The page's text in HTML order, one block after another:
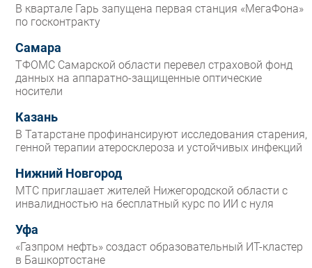
В квартале Гарь запущена первая станция «МегаФона»
по госконтракту
Самара
ТФОМС Самарской области перевел страховой фонд
данных на аппаратно-защищенные оптические
носители
Казань
В Татарстане профинансируют исследования старения,
генной терапии атеросклероза и устойчивых инфекций
Нижний Новгород
МТС приглашает жителей Нижегородской области с
инвалидностью на бесплатный курс по ИИ с нуля
Уфа
«Газпром нефть» создаст образовательный ИТ-кластер
в Башкортостане